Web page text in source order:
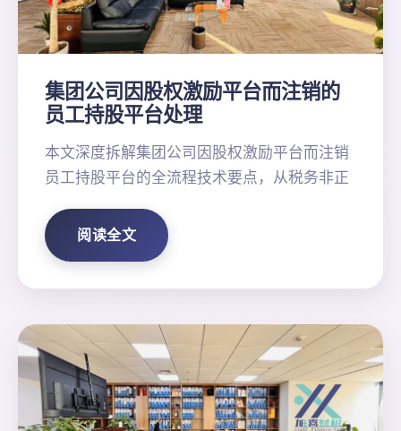
集团公司因股权激励平台而注销的
员工持股平台处理
本文深度拆解集团公司因股权激励平台而注销
员工持股平台的全流程技术要点，从税务非正
阅读全文